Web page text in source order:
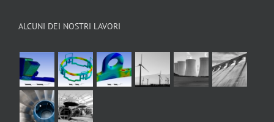
ALCUNI DEI NOSTRI LAVORI